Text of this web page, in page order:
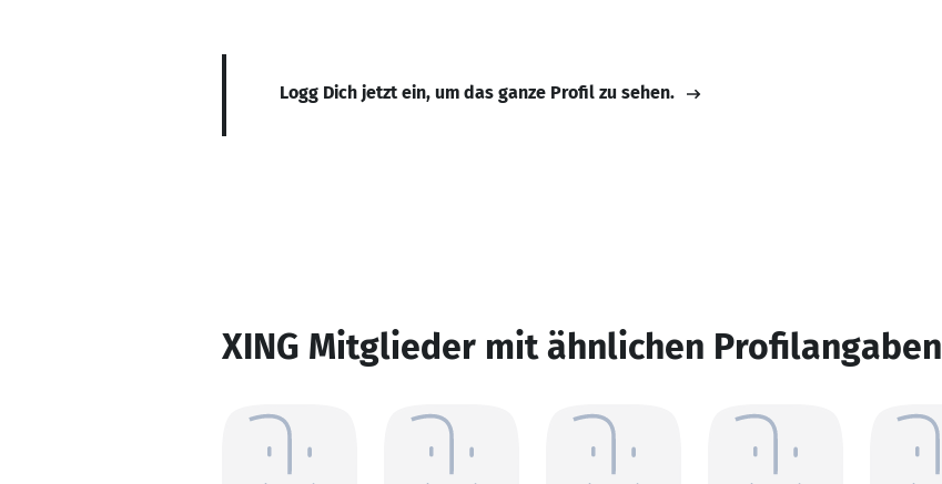
Logg Dich jetzt ein, um das ganze Profil zu sehen.
XING Mitglieder mit ähnlichen Profilangaben